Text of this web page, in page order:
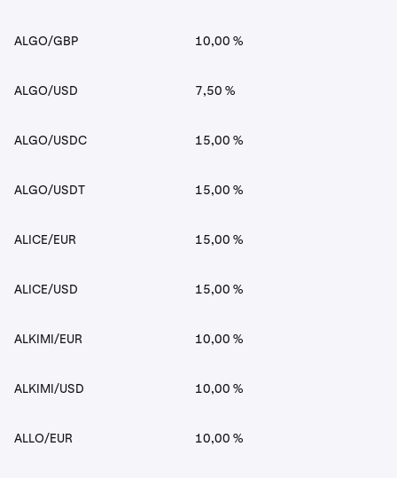
ALGO/GBP 10,00 %
ALGO/USD 7,50 %
ALGO/USDC 15,00 %
ALGO/USDT 15,00 %
ALICE/EUR 15,00 %
ALICE/USD 15,00 %
ALKIMI/EUR 10,00 %
ALKIMI/USD 10,00 %
ALLO/EUR 10,00 %